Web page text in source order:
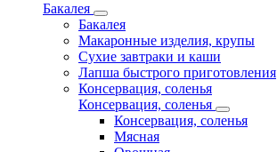
Бакалея
Бакалея
Макаронные изделия, крупы
Сухие завтраки и каши
Лапша быстрого приготовления
Консервация, соленья
Консервация, соленья
Консервация, соленья
Мясная